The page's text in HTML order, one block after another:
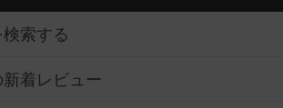
索する
着レビュー